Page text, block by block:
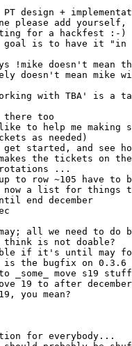
please add
the tickets on the